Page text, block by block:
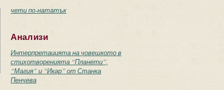
чети по-нататък
Анализи
Интерпретацията на човешкото в
стихотворенията “Планети”,
“Магия” и “Икар” от Станка
Пенчева